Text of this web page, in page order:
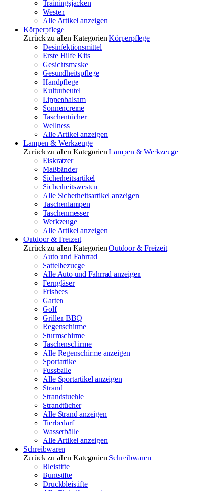
Trainingsjacken
Westen
Alle Artikel anzeigen
Körperpflege
Zurück zu allen Kategorien Körperpflege
Desinfektionsmittel
Erste Hilfe Kits
Gesichtsmaske
Gesundheitspflege
Handpflege
Kulturbeutel
Lippenbalsam
Sonnencreme
Taschentücher
Wellness
Alle Artikel anzeigen
Lampen & Werkzeuge
Zurück zu allen Kategorien Lampen & Werkzeuge
Eiskratzer
Maßbänder
Sicherheitsartikel
Sicherheitswesten
Alle Sicherheitsartikel anzeigen
Taschenlampen
Taschenmesser
Werkzeuge
Alle Artikel anzeigen
Outdoor & Freizeit
Zurück zu allen Kategorien Outdoor & Freizeit
Auto und Fahrrad
Sattelbezuege
Alle Auto und Fahrrad anzeigen
Ferngläser
Frisbees
Garten
Golf
Grillen BBQ
Regenschirme
Sturmschirme
Taschenschirme
Alle Regenschirme anzeigen
Sportartikel
Fussballe
Alle Sportartikel anzeigen
Strand
Strandstuehle
Strandtücher
Alle Strand anzeigen
Tierbedarf
Wasserbälle
Alle Artikel anzeigen
Schreibwaren
Zurück zu allen Kategorien Schreibwaren
Bleistifte
Buntstifte
Druckbleistifte